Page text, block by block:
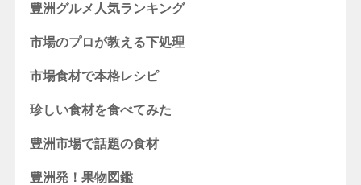
豊洲グルメ人気ランキング
市場のプロが教える下処理
市場食材で本格レシピ
珍しい食材を食べてみた
豊洲市場で話題の食材
豊洲発！果物図鑑